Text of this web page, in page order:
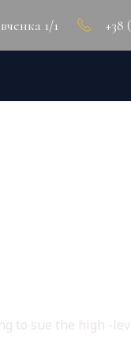
1/1 +38
to sue the high -